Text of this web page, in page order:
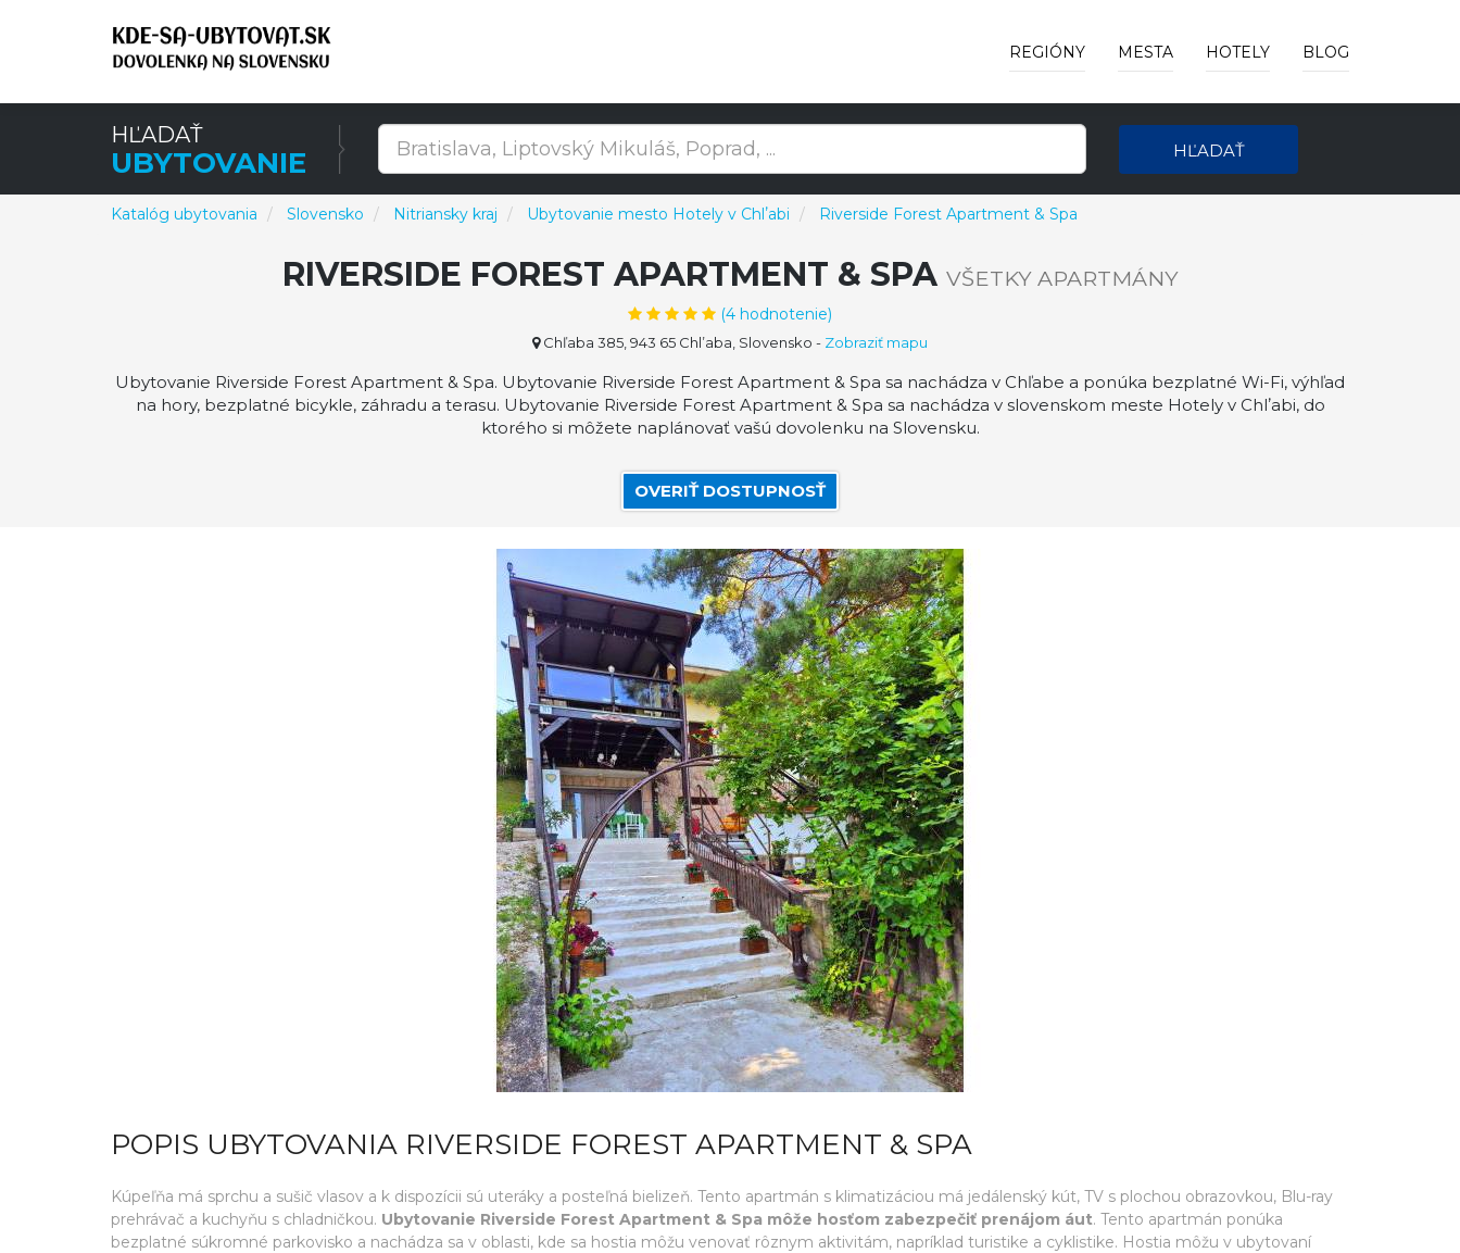
REGIÓNY MESTA HOTELY BLOG
HĽADAŤ
UBYTOVANIE HĽADAŤ
Katalóg ubytovania Slovensko Nitriansky kraj Ubytovanie mesto Hotely v Chlʼabi Riverside Forest Apartment & Spa
RIVERSIDE FOREST APARTMENT & SPA VŠETKY APARTMÁNY
(4 hodnotenie)
Chľaba 385, 943 65 Chlʼaba, Slovensko - Zobraziť mapu
Ubytovanie Riverside Forest Apartment & Spa. Ubytovanie Riverside Forest Apartment & Spa sa nachádza v Chľabe a ponúka bezplatné Wi-Fi, výhľad
na hory, bezplatné bicykle, záhradu a terasu. Ubytovanie Riverside Forest Apartment & Spa sa nachádza v slovenskom meste Hotely v Chlʼabi, do
ktorého si môžete naplánovať vašú dovolenku na Slovensku.
OVERIŤ DOSTUPNOSŤ
POPIS UBYTOVANIA RIVERSIDE FOREST APARTMENT & SPA
Kúpeľňa má sprchu a sušič vlasov a k dispozícii sú uteráky a posteľná bielizeň. Tento apartmán s klimatizáciou má jedálenský kút, TV s plochou obrazovkou, Blu-ray
prehrávač a kuchyňu s chladničkou. Ubytovanie Riverside Forest Apartment & Spa môže hosťom zabezpečiť prenájom áut. Tento apartmán ponúka
bezplatné súkromné parkovisko a nachádza sa v oblasti, kde sa hostia môžu venovať rôznym aktivitám, napríklad turistike a cyklistike. Hostia môžu v ubytovaní